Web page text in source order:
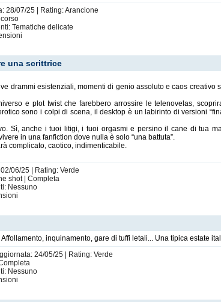
28/07/25 | Rating: Arancione
Tematiche delicate
una scrittrice
drammi esistenziali, momenti di genio assoluto e caos
e plot twist che farebbero arrossire le telenovelas,
sono i colpi di scena, il desktop è un labirinto di versioni
Sì, anche i tuoi litigi, i tuoi orgasmi e persino il cane di tua
in una fanfiction dove nulla è solo “una battuta”.
complicato, caotico, indimenticabile.
06/25 | Rating: Verde
shot | Completa
Nessuno
inquinamento, gare di tuffi letali... Una tipica estate
24/05/25 | Rating: Verde
Nessuno